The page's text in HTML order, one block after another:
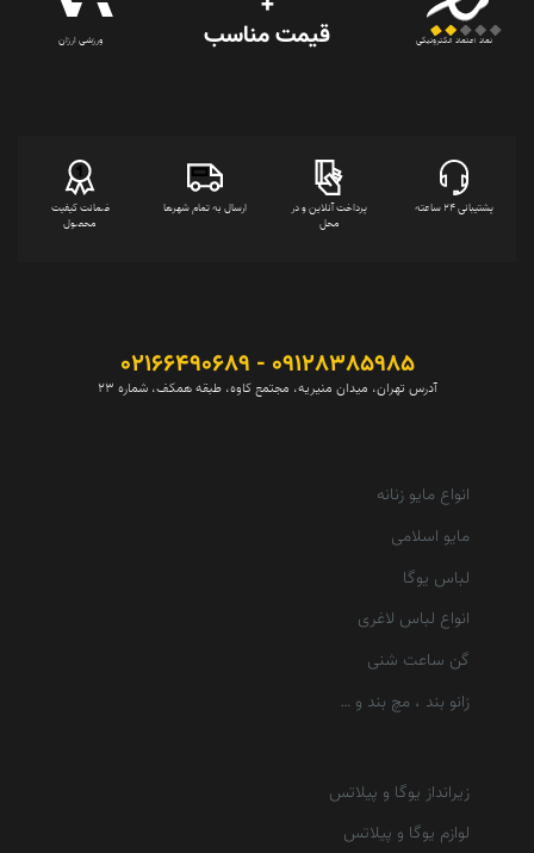
نماد اعتماد الکترونیکی قیمت‌ مناسب ورزشی ارزان
پشتیبانی 24 ساعته
پرداخت آنلاین و در
محل
ارسال به تمام شهرها
ضمانت کیفیت
محصول
09128385985 - 02166490689
آدرس تهران، میدان منیریه، مجتمع کاوه، طبقه همکف، شماره 23
انواع مایو زنانه
مایو اسلامی
لباس یوگا
انواع لباس لاغری
گن ساعت شنی
زانو بند ، مچ بند و …
زیرانداز یوگا و پیلاتس
لوازم یوگا و پیلاتس